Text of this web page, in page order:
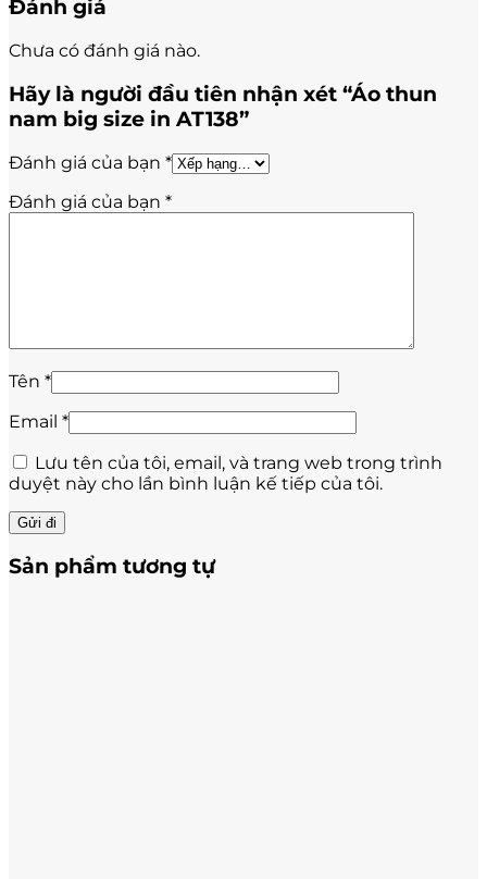
Đánh giá
Chưa có đánh giá nào.
Hãy là người đầu tiên nhận xét “Áo thun
nam big size in AT138”
Đánh giá của bạn *
Đánh giá của bạn *
Tên *
Email *
Lưu tên của tôi, email, và trang web trong trình
duyệt này cho lần bình luận kế tiếp của tôi.
Sản phẩm tương tự